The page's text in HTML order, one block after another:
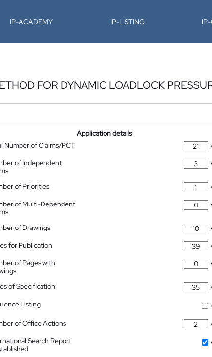
IP-ACADEMY IP-LISTING
FOR DYNAMIC LOADLOCK
Application details
Number of Claims/PCT
of Independent
of Priorities
of Multi-Dependent
of Drawings
for Publication
of Pages with
of Specification
Listing
of Office Actions
Search Report